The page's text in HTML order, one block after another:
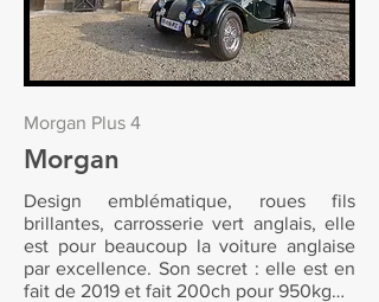
Morgan Plus 4
Morgan
Design emblématique, roues fils
brillantes, carrosserie vert anglais, elle
est pour beaucoup la voiture anglaise
par excellence. Son secret : elle est en
fait de 2019 et fait 200ch pour 950kg…